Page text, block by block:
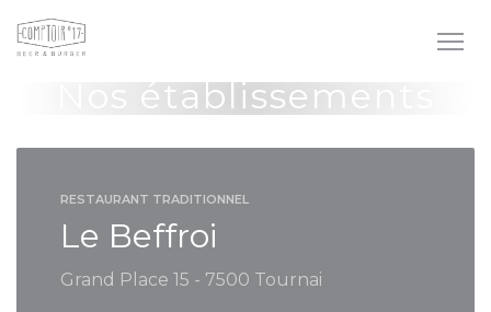
Personnalisation de vos choix en matière de cookies
Nos établissements
RESTAURANT TRADITIONNEL
Le Beffroi
Grand Place 15 - 7500 Tournai